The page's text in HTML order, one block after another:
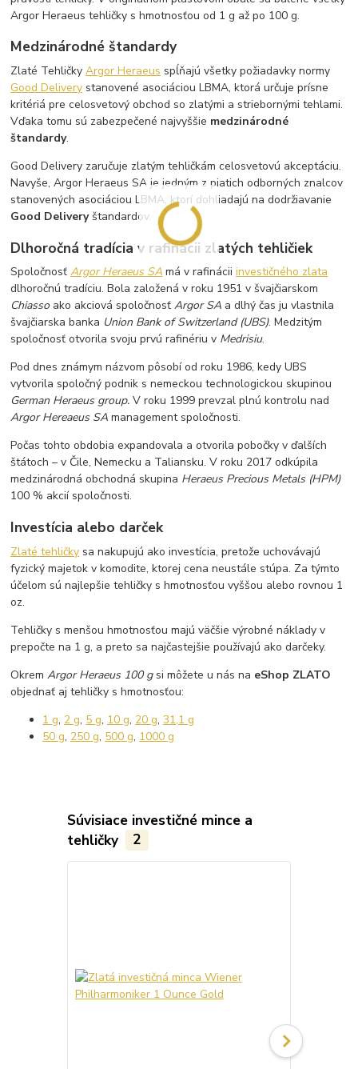
Argor Heraeus tehličky s hmotnosťou od 1 g až po 100 g.
Medzinárodné štandardy
Zlaté TehličkyArgor Heraeus spĺňajú všetky požiadavky normy
Good Delivery stanovené asociáciou LBMA, ktorá určuje prísne
kritériá pre celosvetový obchod so zlatými a striebornými tehlami.
Vďaka tomu sú zabezpečené najvyššie medzinárodné
štandardy.
Good Delivery zaručuje zlatým tehličkám celosvetovú akceptáciu.
Navyše, Argor Heraeus SA je jedným z piatich odborných znalcov
stanovených asociáciou LBMA, ktorí dohliadajú na dodržiavanie
Good Deliveryštandardov.
Dlhoročná tradícia v rafinácii zlatých tehličiek
SpoločnosťArgor Heraeus SA má v rafináciiinvestičného zlata
dlhoročnú tradíciu. Bola založená v roku 1951 v švajčiarskom
Chiassoako akciová spoločnosťArgor SA a dlhý čas ju vlastnila
švajčiarska banka Union Bank of Switzerland (UBS). Medzitým
spoločnosť otvorila svoju prvú rafinériu v Medrisiu.
Pod dnes známym názvom pôsobí od roku 1986, kedy UBS
vytvorila spoločný podnik s nemeckou technologickou skupinou
German Heraeus group. V roku 1999 prevzal plnú kontrolu nad
Argor Hereaeus SAmanagement spoločnosti.
Počas tohto obdobia expandovala a otvorila pobočky v ďalších
štátoch – v Čile, Nemecku a Taliansku. V roku 2017 odkúpila
medzinárodná obchodná skupina Heraeus Precious Metals (HPM)
100 % akcií spoločnosti.
Investícia alebo darček
Zlaté tehličky sa nakupujú ako investícia, pretože uchovávajú
fyzický majetok v komodite, ktorej cena neustále stúpa. Za týmto
účelom sú najlepšie tehličky s hmotnosťou vyššou alebo rovnou 1
oz.
Tehličky s menšou hmotnosťou majú väčšie výrobné náklady v
prepočte na 1 g, a preto sa najčastejšie používajú ako darčeky.
OkremArgor Heraeus 100 g si môžete u nás na eShop ZLATO
objednať aj tehličky s hmotnosťou:
1 g, 2 g, 5 g, 10 g, 20 g,31,1 g
50 g, 250 g, 500 g, 1000 g
Súvisiace investičné mince a
tehličky
2